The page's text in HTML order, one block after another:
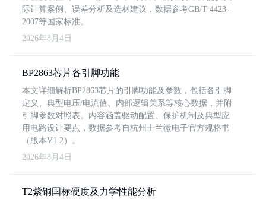
际计算案例、误差分析及选材建议，数据参考GB/T 4423-
2007等国家标准。
2026年8月4日
BP2863芯片各引脚功能
本文详细解析BP2863芯片的引脚功能及参数，包括各引脚
定义、典型电压/电流值、内部逻辑关系等核心数据，并附
引脚参数对照表。内容涵盖驱动配置、保护机制及典型应
用电路设计要点，数据参考自杭州士兰微电子官方规格书
（版本V1.2）。
2026年8月4日
T2紫铜国标硬度及力学性能分析